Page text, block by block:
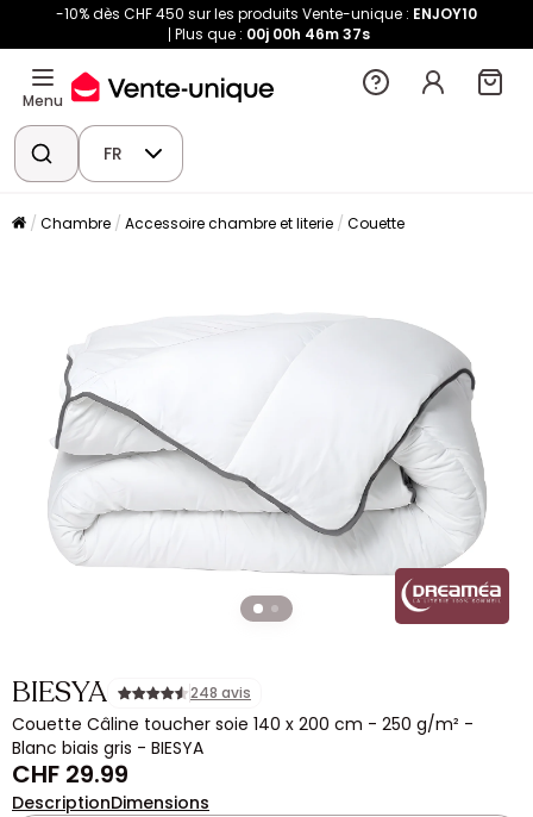
-10% dès CHF 450 sur les produits Vente-unique : ENJOY10
Plus que : 00j 00h 46m 37s
Menu
FR
Chambre Accessoire chambre et literie Couette
BIESYA 248 avis
Couette Câline toucher soie 140 x 200 cm - 250 g/m² -
Blanc biais gris - BIESYA
CHF 29.99
DescriptionDimensions